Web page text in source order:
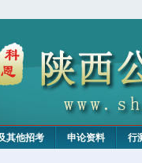
其他招考 申论资料
行